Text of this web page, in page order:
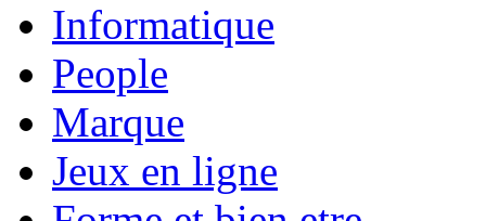
Informatique
People
Marque
Jeux en ligne